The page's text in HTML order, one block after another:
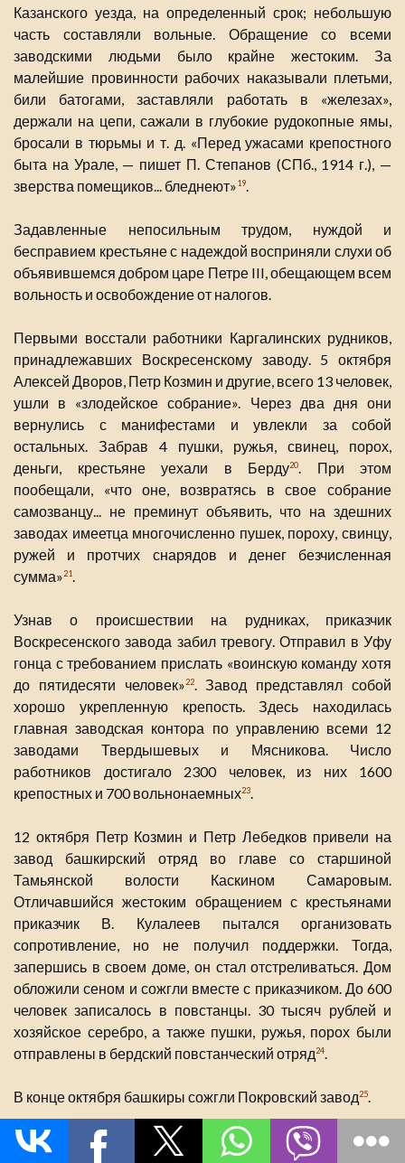
Казанского уезда, на определенный срок; небольшую
часть составляли вольные. Обращение со всеми
заводскими людьми было крайне жестоким. За
малейшие провинности рабочих наказывали плетьми,
били батогами, заставляли работать в «железах»,
держали на цепи, сажали в глубокие рудокопные ямы,
бросали в тюрьмы и т. д. «Перед ужасами крепостного
быта на Урале, — пишет П. Степанов (СПб., 1914 г.), —
зверства помещиков... бледнеют»19.
Задавленные непосильным трудом, нуждой и
бесправием крестьяне с надеждой восприняли слухи об
объявившемся добром царе Петре III, обещающем всем
вольность и освобождение от налогов.
Первыми восстали работники Каргалинских рудников,
принадлежавших Воскресенскому заводу. 5 октября
Алексей Дворов, Петр Козмин и другие, всего 13 человек,
ушли в «злодейское собрание». Через два дня они
вернулись с манифестами и увлекли за собой
остальных. Забрав 4 пушки, ружья, свинец, порох,
деньги, крестьяне уехали в Берду20. При этом
пообещали, «что оне, возвратясь в свое собрание
самозванцу... не преминут объявить, что на здешних
заводах имеетца многочисленно пушек, пороху, свинцу,
ружей и протчих снарядов и денег безчисленная
сумма»21.
Узнав о происшествии на рудниках, приказчик
Воскресенского завода забил тревогу. Отправил в Уфу
гонца с требованием прислать «воинскую команду хотя
до пятидесяти человек»22. Завод представлял собой
хорошо укрепленную крепость. Здесь находилась
главная заводская контора по управлению всеми 12
заводами Твердышевых и Мясникова. Число
работников достигало 2300 человек, из них 1600
крепостных и 700 вольнонаемных23.
12 октября Петр Козмин и Петр Лебедков привели на
завод башкирский отряд во главе со старшиной
Тамьянской волости Каскином Самаровым.
Отличавшийся жестоким обращением с крестьянами
приказчик В. Кулалеев пытался организовать
сопротивление, но не получил поддержки. Тогда,
запершись в своем доме, он стал отстреливаться. Дом
обложили сеном и сожгли вместе с приказчиком. До 600
человек записалось в повстанцы. 30 тысяч рублей и
хозяйское серебро, а также пушки, ружья, порох были
отправлены в бердский повстанческий отряд24.
В конце октября башкиры сожгли Покровский завод25.
Активно включились в борьбу работники